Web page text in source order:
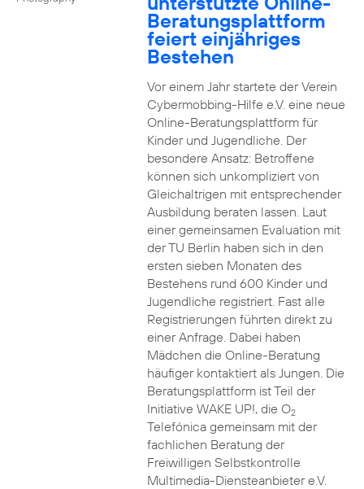
Beratungsplattform
feiert einjähriges
Bestehen
Vor einem Jahr startete der Verein
Cybermobbing-Hilfe e.V. eine neue
Online-Beratungsplattform für
Kinder und Jugendliche. Der
besondere Ansatz: Betroffene
können sich unkompliziert von
Gleichaltrigen mit entsprechender
Ausbildung beraten lassen. Laut
einer gemeinsamen Evaluation mit
der TU Berlin haben sich in den
ersten sieben Monaten des
Bestehens rund 600 Kinder und
Jugendliche registriert. Fast alle
Registrierungen führten direkt zu
einer Anfrage. Dabei haben
Mädchen die Online-Beratung
häufiger kontaktiert als Jungen. Die
Beratungsplattform ist Teil der
Initiative WAKE UP!, die O2
Telefónica gemeinsam mit der
fachlichen Beratung der
Freiwilligen Selbstkontrolle
Multimedia-Diensteanbieter e.V.